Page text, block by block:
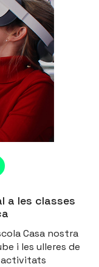
a les classes
Casa nostra
i les ulleres de
activitats